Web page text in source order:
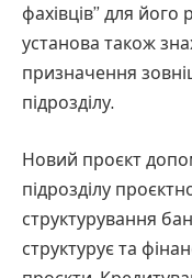
фахівців” для його
установа також
призначення
підрозділу.
Новий проєкт
підрозділу
структурування
структурує та